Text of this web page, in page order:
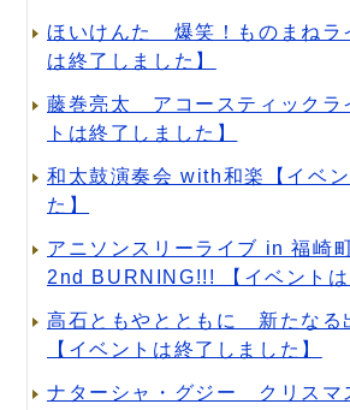
ほいけんた 爆笑！ものまねラ
は終了しました】
藤巻亮太 アコースティック
トは終了しました】
和太鼓演奏会 with和楽【イベ
た】
アニソンスリーライブ in 福崎
2nd BURNING!!! 【イベントは
高石ともやとともに 新たなる
【イベントは終了しました】
ナターシャ・グジー クリスマ